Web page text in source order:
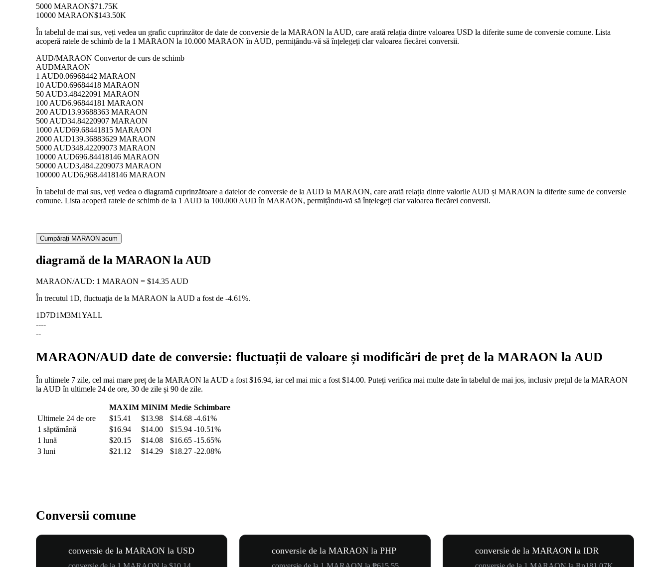
5000 MARAON$71.75K
10000 MARAON$143.50K
În tabelul de mai sus, veți vedea un grafic cuprinzător de date de conversie de la MARAON la AUD, care arată relația dintre valoarea USD la diferite sume de conversie comune. Lista
acoperă ratele de schimb de la 1 MARAON la 10.000 MARAON în AUD, permițându-vă să înțelegeți clar valoarea fiecărei conversii.
AUD/MARAON Convertor de curs de schimb
AUDMARAON
1 AUD0.06968442 MARAON
10 AUD0.69684418 MARAON
50 AUD3.48422091 MARAON
100 AUD6.96844181 MARAON
200 AUD13.93688363 MARAON
500 AUD34.84220907 MARAON
1000 AUD69.68441815 MARAON
2000 AUD139.36883629 MARAON
5000 AUD348.42209073 MARAON
10000 AUD696.84418146 MARAON
50000 AUD3,484.2209073 MARAON
100000 AUD6,968.4418146 MARAON
În tabelul de mai sus, veți vedea o diagramă cuprinzătoare a datelor de conversie de la AUD la MARAON, care arată relația dintre valorile AUD și MARAON la diferite sume de conversie
comune. Lista acoperă ratele de schimb de la 1 AUD la 100.000 AUD în MARAON, permițându-vă să înțelegeți clar valoarea fiecărei conversii.
Cumpărați MARAON acum
diagramă de la MARAON la AUD
MARAON/AUD: 1 MARAON = $14.35 AUD
În trecutul 1D, fluctuația de la MARAON la AUD a fost de -4.61%.
1D7D1M3M1YALL
----
--
MARAON/AUD date de conversie: fluctuații de valoare și modificări de preț de la MARAON la AUD
În ultimele 7 zile, cel mai mare preț de la MARAON la AUD a fost $16.94, iar cel mai mic a fost $14.00. Puteți verifica mai multe date în tabelul de mai jos, inclusiv prețul de la MARAON
la AUD în ultimele 24 de ore, 30 de zile și 90 de zile.
MAXIM MINIM Medie Schimbare
Ultimele 24 de ore
$15.41 $13.98 $14.68 -4.61%
1 săptămână
$16.94 $14.00 $15.94 -10.51%
1 lună
$20.15 $14.08 $16.65 -15.65%
3 luni
$21.12 $14.29 $18.27 -22.08%
Conversii comune
conversie de la MARAON la USD conversie de la MARAON la PHP conversie de la MARAON la IDR